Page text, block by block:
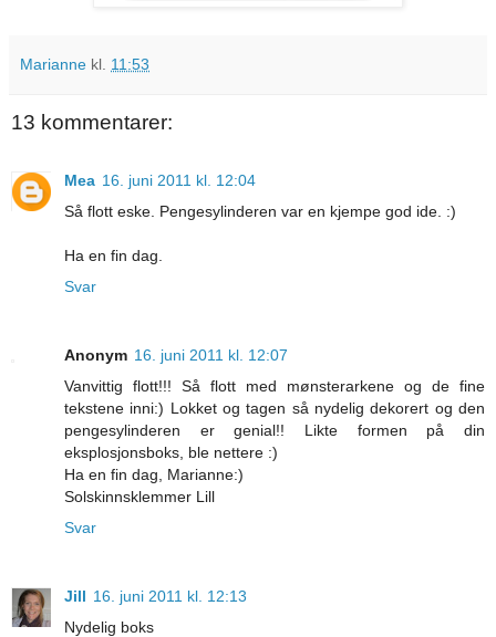
Marianne kl. 11:53
13 kommentarer:
Mea 16. juni 2011 kl. 12:04
Så flott eske. Pengesylinderen var en kjempe god ide. :)
Ha en fin dag.
Svar
Anonym 16. juni 2011 kl. 12:07
Vanvittig flott!!! Så flott med mønsterarkene og de fine
tekstene inni:) Lokket og tagen så nydelig dekorert og den
pengesylinderen er genial!! Likte formen på din
eksplosjonsboks, ble nettere :)
Ha en fin dag, Marianne:)
Solskinnsklemmer Lill
Svar
Jill 16. juni 2011 kl. 12:13
Nydelig boks